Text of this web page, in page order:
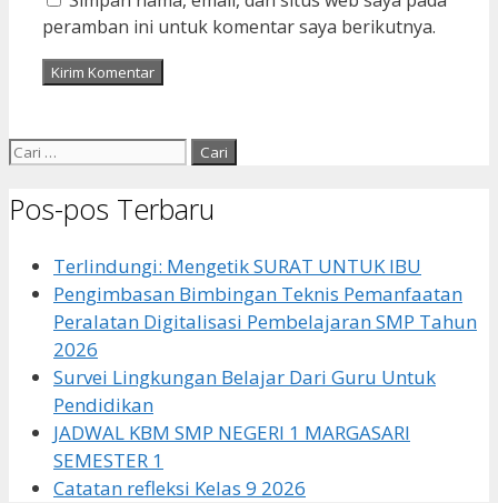
peramban ini untuk komentar saya berikutnya.
Cari
Pos-pos Terbaru
Terlindungi: Mengetik SURAT UNTUK IBU
Pengimbasan Bimbingan Teknis Pemanfaatan
Peralatan Digitalisasi Pembelajaran SMP Tahun
2026
Survei Lingkungan Belajar Dari Guru Untuk
Pendidikan
JADWAL KBM SMP NEGERI 1 MARGASARI
SEMESTER 1
Catatan refleksi Kelas 9 2026